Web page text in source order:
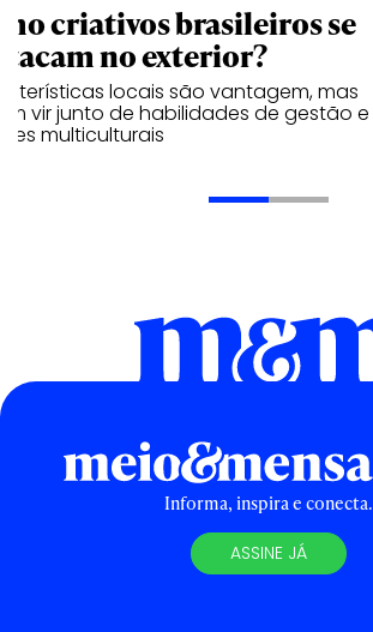
criativos brasileiros se
no exterior?
locais são vantagem, mas
vir junto de habilidades de gestão e
multiculturais
Informa, inspira e conecta.
ASSINE JÁ